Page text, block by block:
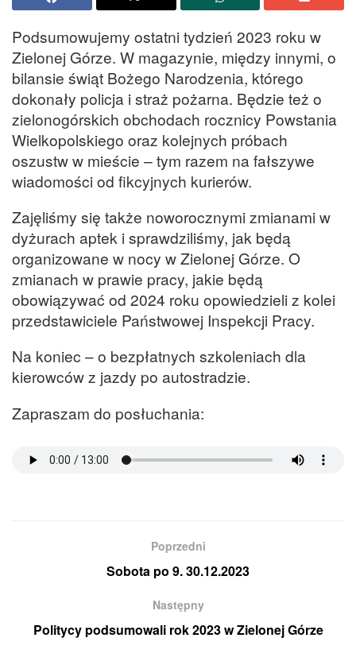
Podsumowujemy ostatni tydzień 2023 roku w
Zielonej Górze. W magazynie, między innymi, o
bilansie świąt Bożego Narodzenia, którego
dokonały policja i straż pożarna. Będzie też o
zielonogórskich obchodach rocznicy Powstania
Wielkopolskiego oraz kolejnych próbach
oszustw w mieście – tym razem na fałszywe
wiadomości od fikcyjnych kurierów.
Zajęliśmy się także noworocznymi zmianami w
dyżurach aptek i sprawdziliśmy, jak będą
organizowane w nocy w Zielonej Górze. O
zmianach w prawie pracy, jakie będą
obowiązywać od 2024 roku opowiedzieli z kolei
przedstawiciele Państwowej Inspekcji Pracy.
Na koniec – o bezpłatnych szkoleniach dla
kierowców z jazdy po autostradzie.
Zapraszam do posłuchania:
Poprzedni
Sobota po 9. 30.12.2023
Następny
Politycy podsumowali rok 2023 w Zielonej Górze